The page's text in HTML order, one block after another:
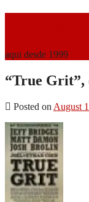
aqui desde 1999
“True Grit”,
Posted on August